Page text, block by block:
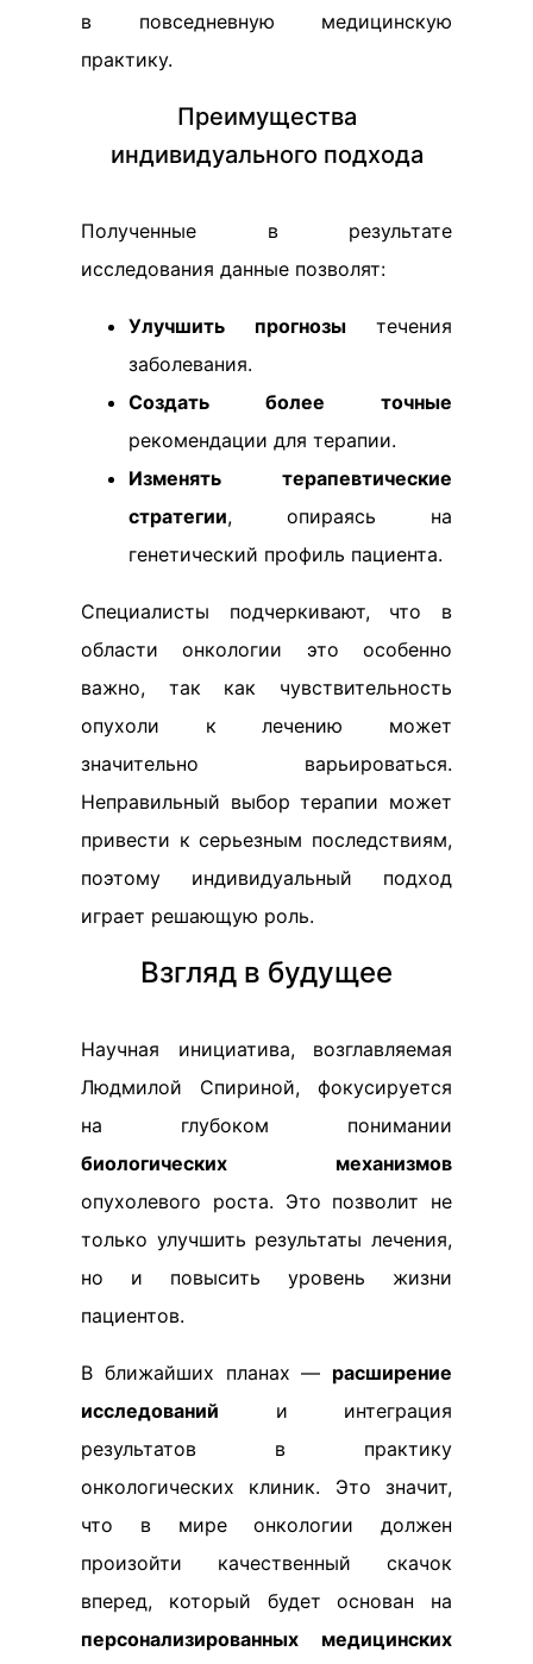
в повседневную медицинскую
практику.
Преимущества
индивидуального подхода
Полученные в результате
исследования данные позволят:
Улучшить прогнозытечения
заболевания.
Создать более точные
рекомендации для терапии.
Изменять терапевтические
стратегии, опираясь на
генетический профиль пациента.
Специалисты подчеркивают, что в
области онкологии это особенно
важно, так как чувствительность
опухоли к лечению может
значительно варьироваться.
Неправильный выбор терапии может
привести к серьезным последствиям,
поэтому индивидуальный подход
играет решающую роль.
Взгляд в будущее
Научная инициатива, возглавляемая
Людмилой Спириной, фокусируется
на глубоком понимании
биологических механизмов
опухолевого роста. Это позволит не
только улучшить результаты лечения,
но и повысить уровень жизни
пациентов.
В ближайших планах — расширение
исследований и интеграция
результатов в практику
онкологических клиник. Это значит,
что в мире онкологии должен
произойти качественный скачок
вперед, который будет основан на
персонализированных медицинских